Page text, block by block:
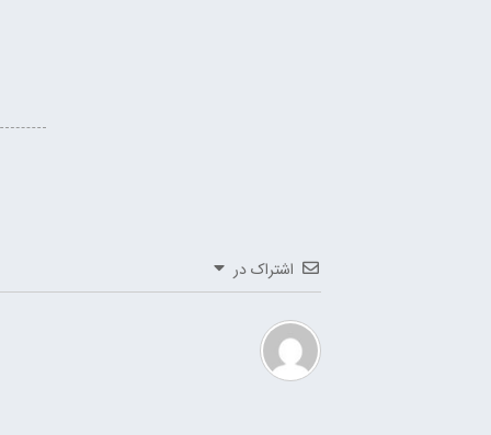
اشتراک در